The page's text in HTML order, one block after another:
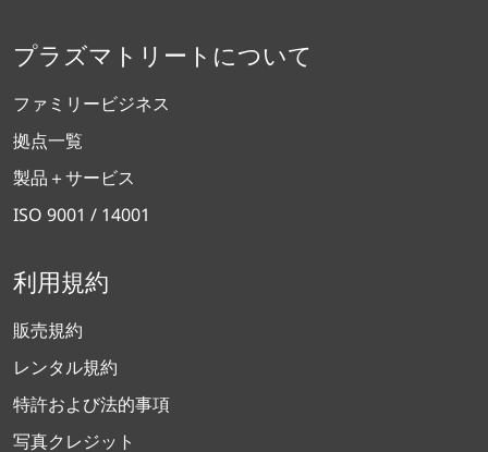
プラズマトリートについて
ファミリービジネス
拠点一覧
製品＋サービス
ISO 9001 / 14001
利用規約
販売規約
レンタル規約
特許および法的事項
写真クレジット